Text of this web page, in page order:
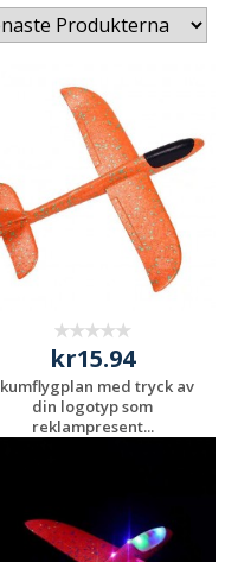
kr15.94
med tryck av
din logotyp som
reklampresent...